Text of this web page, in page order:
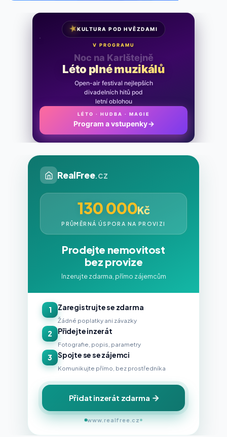
★KULTURA POD HVĚZDAMI
V PROGRAMU
Noc na Karlštejně
Léto plné muzikálů
Open-air festival nejlepších
divadelních hitů pod
letní oblohou
LÉTO · HUDBA · MAGIE
Program a vstupenky →
RealFree.cz
130 000Kč
PRŮMĚRNÁ ÚSPORA NA PROVIZI
Prodejte nemovitost
bez provize
Inzerujte zdarma, přímo zájemcům
1 Zaregistrujte se zdarma
Žádné poplatky ani závazky
2 Přidejte inzerát
Fotografie, popis, parametry
3 Spojte se se zájemci
Komunikujte přímo, bez prostředníka
Přidat inzerát zdarma
www.realfree.cz